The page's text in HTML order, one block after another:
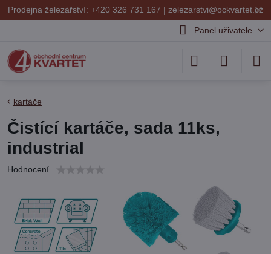
✕
Prodejna železářství: +420 326 731 167 | zelezarstvi@ockvartet.cz
Panel uživatele
kartáče
Čistící kartáče, sada 11ks,
industrial
Hodnocení